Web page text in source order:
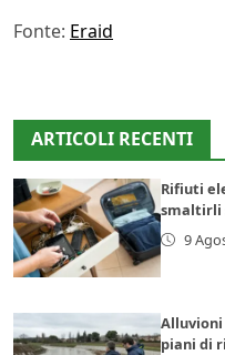
Fonte: Eraid
ARTICOLI RECENTI
Rifiuti
smaltirli
9
Alluvioni
piani di